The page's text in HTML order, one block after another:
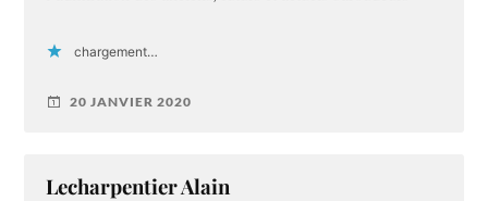
chargement…
20 JANVIER 2020
Lecharpentier Alain